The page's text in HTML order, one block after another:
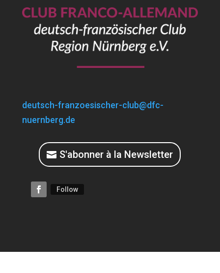
deutsch-franzoesischer-club@dfc-
nuernberg.de
S'abonner à la Newsletter
Follow